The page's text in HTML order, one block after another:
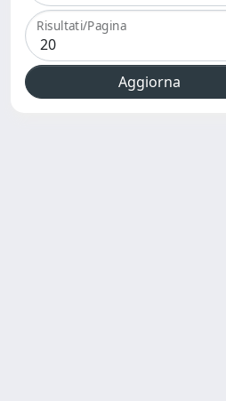
Risultati/Pagina